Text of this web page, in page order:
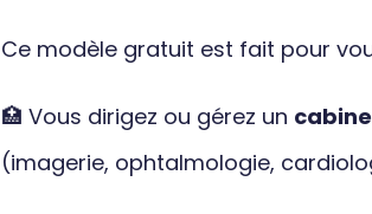
Ce modèle gratuit est fait pour
🏥 Vous dirigez ou gérez un
(imagerie, ophtalmologie,